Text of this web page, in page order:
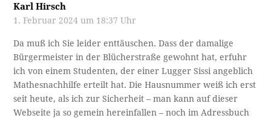
Karl Hirsch
1. Februar 2024 um 18:37 Uhr
Da muß ich Sie leider enttäuschen. Dass der damalige
Bürgermeister in der Blücherstraße gewohnt hat, erfuhr
ich von einem Studenten, der einer Lugger Sissi angeblich
Mathesnachhilfe erteilt hat. Die Hausnummer weiß ich erst
seit heute, als ich zur Sicherheit – man kann auf dieser
Webseite ja so gemein hereinfallen – noch im Adressbuch